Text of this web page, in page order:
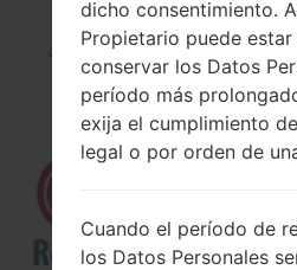
¿Cómo instalar Firmware
inteligente de LG
dicho consentimiento.
Propietario puede
conservar los Datos
período más
exija el cumplimiento
legal o por orden de
Cuando el período de
los Datos Personales